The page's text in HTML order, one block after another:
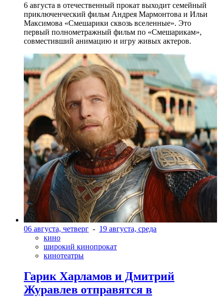
6 августа в отечественный прокат выходит семейный
приключенческий фильм Андрея Мармонтова и Ильи
Максимова «Смешарики сквозь вселенные». Это
первый полнометражный фильм по «Смешарикам»,
совместивший анимацию и игру живых актеров.
06 августа, четверг - 19 августа, среда
кино
широкий кинопрокат
кинотеатры
Гарик Харламов и Дмитрий
Журавлев отправятся в